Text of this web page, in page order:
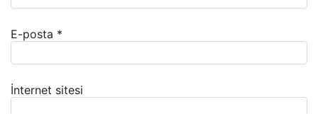
E-posta *
İnternet sitesi